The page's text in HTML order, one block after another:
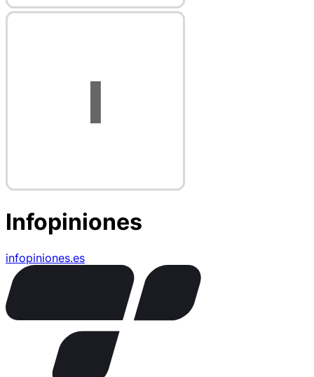
Infopiniones
infopiniones.es